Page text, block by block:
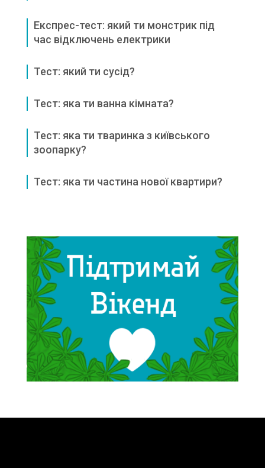
Експрес-тест: який ти монстрик під
час відключень електрики
Тест: який ти сусід?
Тест: яка ти ванна кімната?
Тест: яка ти тваринка з київського
зоопарку?
Тест: яка ти частина нової квартири?